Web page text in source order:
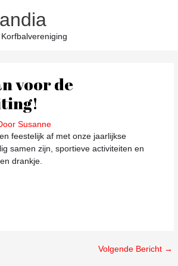
voor de
Susanne
feestelijk af met onze jaarlijkse
samen zijn, sportieve activiteiten en
drankje.
Volgende Bericht →